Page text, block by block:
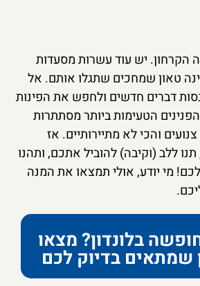
הקרחון. יש עוד עשרות מסעדות
טאון שמחכים שתגלו אותם. אל
דברים חדשים ולחפש את הפינות
הטעימות ביותר מסתתרות
והכי לא מתיירותיים. אז
ללב (וקיבה) להוביל אתכם, ותהנו
מי יודע, אולי תמצאו את המנה
בלונדון? מצאו
שמתאים בדיוק לכם